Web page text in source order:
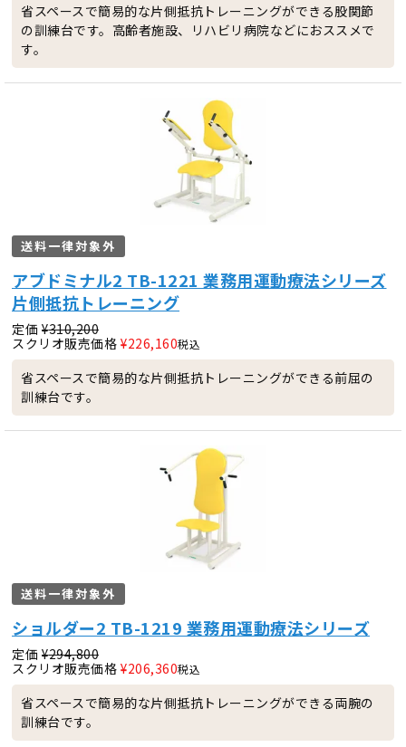
省スペースで簡易的な片側抵抗トレーニングができる股関節
の訓練台です。高齢者施設、リハビリ病院などにおススメで
す。
送料一律対象外
アブドミナル2 TB-1221 業務用運動療法シリーズ
片側抵抗トレーニング
定価 ¥310,200
スクリオ販売価格 ¥226,160税込
省スペースで簡易的な片側抵抗トレーニングができる前屈の
訓練台です。
送料一律対象外
ショルダー2 TB-1219 業務用運動療法シリーズ
定価 ¥294,800
スクリオ販売価格 ¥206,360税込
省スペースで簡易的な片側抵抗トレーニングができる両腕の
訓練台です。